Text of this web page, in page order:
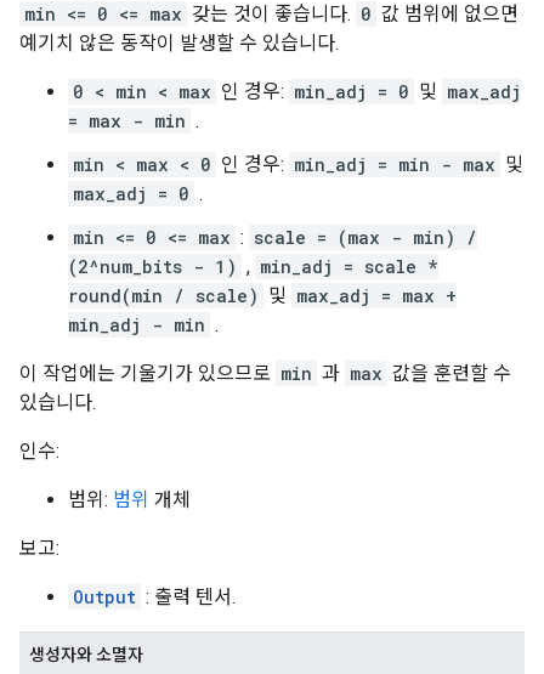
min <= 0 <= max 갖는 것이 좋습니다. 0 값 범위에 없으면
예기치 않은 동작이 발생할 수 있습니다.
0 < min < max 인 경우: min_adj = 0 및 max_adj
= max - min .
min < max < 0 인 경우: min_adj = min - max 및
max_adj = 0 .
min <= 0 <= max : scale = (max - min) /
(2^num_bits - 1) , min_adj = scale *
round(min / scale) 및 max_adj = max +
min_adj - min .
이 작업에는 기울기가 있으므로 min 과 max 값을 훈련할 수
있습니다.
인수:
범위: 범위 개체
보고:
Output : 출력 텐서.
생성자와 소멸자